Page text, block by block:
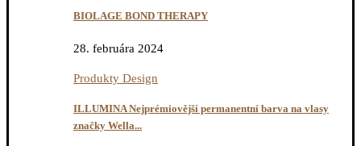
BIOLAGE BOND THERAPY
28. februára 2024
Produkty Design
ILLUMINA Nejprémiovější permanentní barva na vlasy
značky Wella...